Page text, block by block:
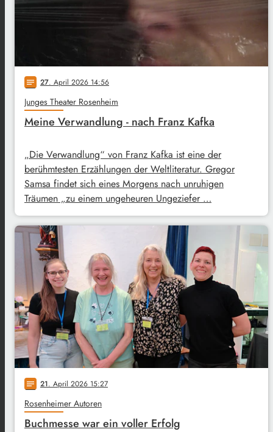
notes 27. April 2026 14:56
Junges Theater Rosenheim
Meine Verwandlung - nach Franz Kafka
„Die Verwandlung“ von Franz Kafka ist eine der
berühmtesten Erzählungen der Weltliteratur. Gregor
Samsa findet sich eines Morgens nach unruhigen
Träumen „zu einem ungeheuren Ungeziefer …
notes 21. April 2026 15:27
Rosenheimer Autoren
Buchmesse war ein voller Erfolg